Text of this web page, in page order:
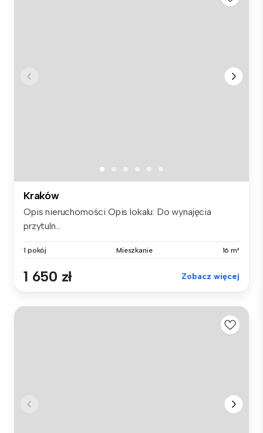
Kraków
Opis nieruchomości Opis lokalu: Do wynajęcia
przytuln...
1 pokój Mieszkanie 16 m²
1 650 zł Zobacz więcej